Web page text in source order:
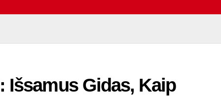
Išsamus Gidas, Kaip